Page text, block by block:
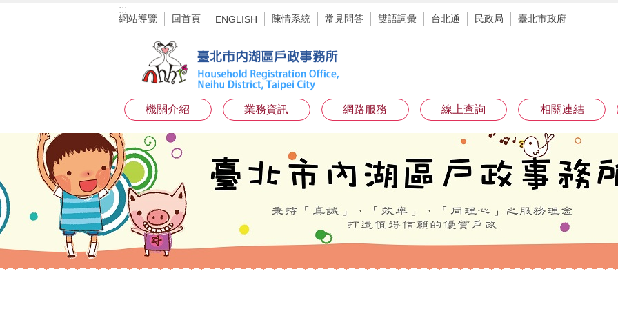
:::
網站導覽 回首頁 ENGLISH 陳情系統 常見問答 雙語詞彙 台北通 民政局 臺北市政府
機關介紹 業務資訊 網路服務 線上查詢 相關連結